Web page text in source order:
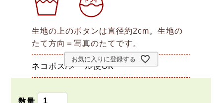
生地の上のボタンは直径約2cm。生地の
たて方向＝写真のたてです。
ネコポス/メール便OK
お気に入りに登録する